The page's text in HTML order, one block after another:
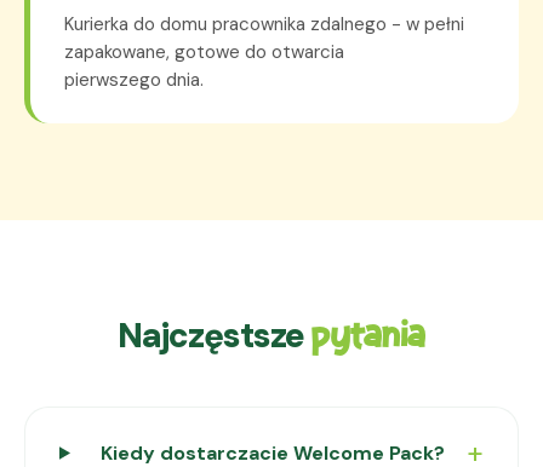
Kurierka do domu pracownika zdalnego - w pełni
zapakowane, gotowe do otwarcia
pierwszego dnia.
Najczęstszepytania
Kiedy dostarczacie Welcome Pack?